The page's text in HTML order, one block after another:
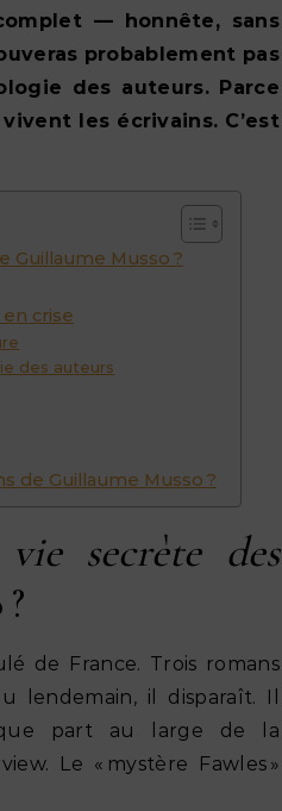
— honnête, sans
probablement pas
des auteurs. Parce
les écrivains. C’est
Guillaume Musso ?
crise
des auteurs
de Guillaume Musso ?
secrète des
de France. Trois romans
lendemain, il disparaît. Il
part au large de la
Le « mystère Fawles »